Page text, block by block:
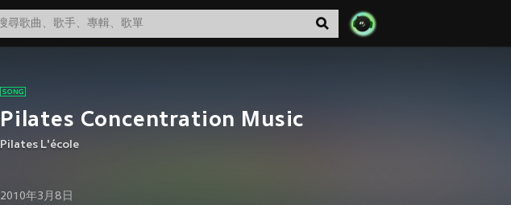
Pilates Concentration Music
Pilates L'école
2010年3月8日